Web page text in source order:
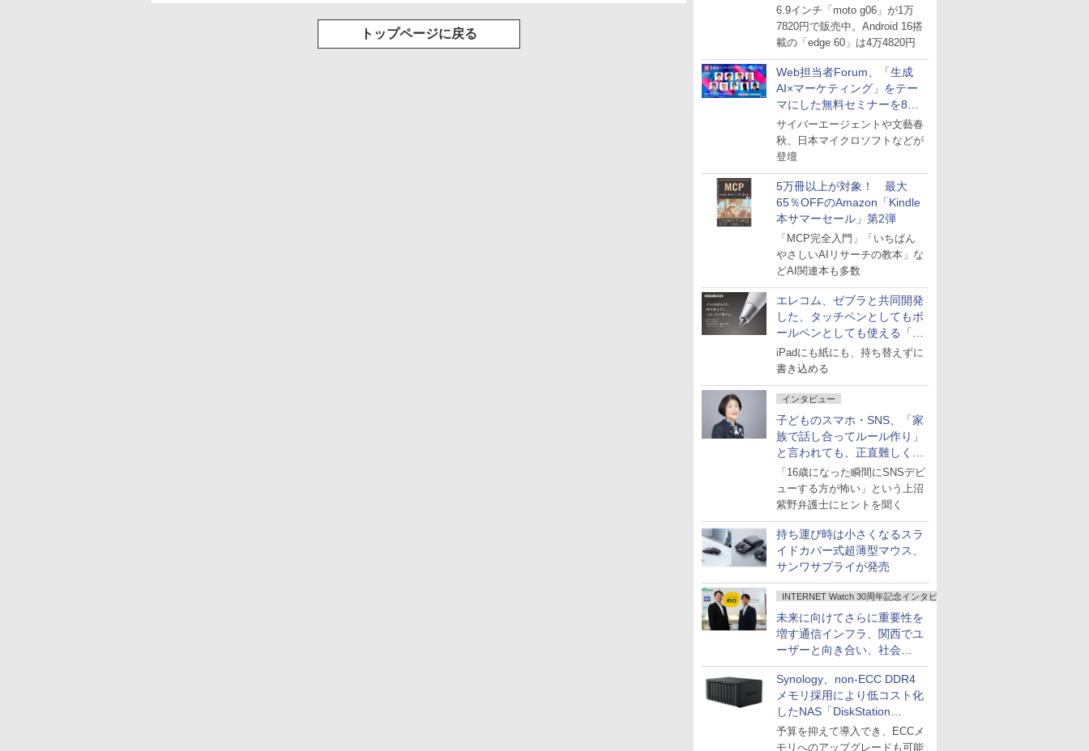
ル
6.9インチ「moto g06」が1万
7820円で販売中。Android 16搭
載の「edge 60」は4万4820円
Web担当者Forum、「生成
AI×マーケティング」をテー
マにした無料セミナーを8月
27日にオンライン開催
サイバーエージェントや文藝春
秋、日本マイクロソフトなどが
登壇
5万冊以上が対象！ 最大
65％OFFのAmazon「Kindle
本サマーセール」第2弾
「MCP完全入門」「いちばん
やさしいAIリサーチの教本」な
どAI関連本も多数
エレコム、ゼブラと共同開発
した、タッチペンとしてもボ
ールペンとしても使える「ス
タイラスツーウェイ」発売
iPadにも紙にも、持ち替えずに
書き込める
インタビュー
子どものスマホ・SNS、「家
族で話し合ってルール作り」
と言われても、正直難しくな
いですか？
「16歳になった瞬間にSNSデビ
ューする方が怖い」という上沼
紫野弁護士にヒントを聞く
持ち運び時は小さくなるスラ
イドカバー式超薄型マウス、
サンワサプライが発売
INTERNET Watch 30周年記念インタビュー
未来に向けてさらに重要性を
増す通信インフラ、関西でユ
ーザーと向き合い、社会
の“あたらしい”を起動し続け
る～オプテージ
Synology、non-ECC DDR4
メモリ採用により低コスト化
したNAS「DiskStation
neo+」シリーズ
予算を抑えて導入でき、ECCメ
モリへのアップグレードも可能
トップページに戻る